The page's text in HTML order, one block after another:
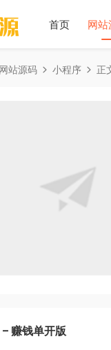
首页 网
网站源码 小程序 正
赚钱单开版